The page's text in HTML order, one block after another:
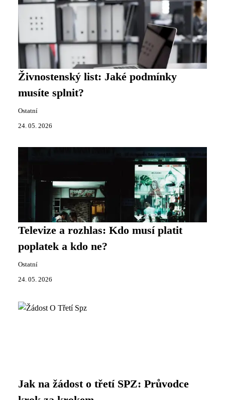
Živnostenský list: Jaké podmínky
musíte splnit?
Ostatní
24. 05. 2026
Televize a rozhlas: Kdo musí platit
poplatek a kdo ne?
Ostatní
24. 05. 2026
Jak na žádost o třetí SPZ: Průvodce